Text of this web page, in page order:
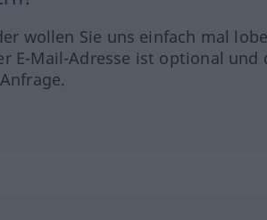
wollen Sie uns einfach mal
E-Mail-Adresse ist optional und